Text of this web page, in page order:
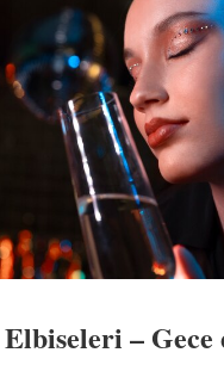
Elbiseleri –